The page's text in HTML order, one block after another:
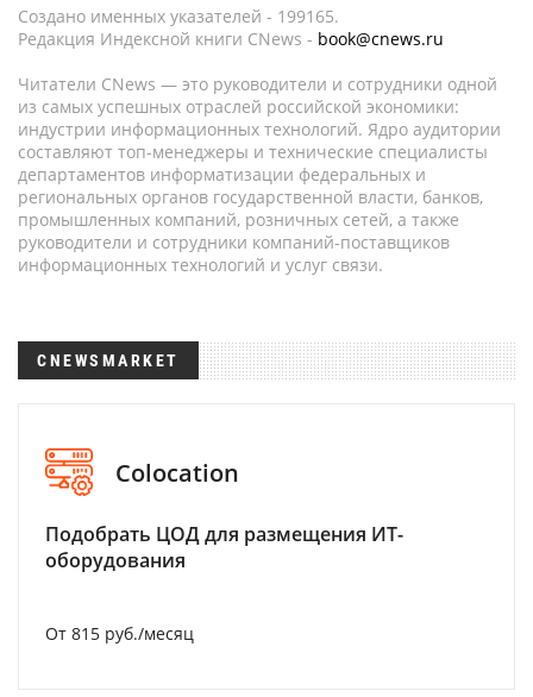
Создано именных указателей - 199165.
Редакция Индексной книги CNews - book@cnews.ru
Читатели CNews — это руководители и сотрудники одной
из самых успешных отраслей российской экономики:
индустрии информационных технологий. Ядро аудитории
составляют топ-менеджеры и технические специалисты
департаментов информатизации федеральных и
региональных органов государственной власти, банков,
промышленных компаний, розничных сетей, а также
руководители и сотрудники компаний-поставщиков
информационных технологий и услуг связи.
CNEWSMARKET
Colocation
Подобрать ЦОД для размещения ИТ-
оборудования
От 815 руб./месяц